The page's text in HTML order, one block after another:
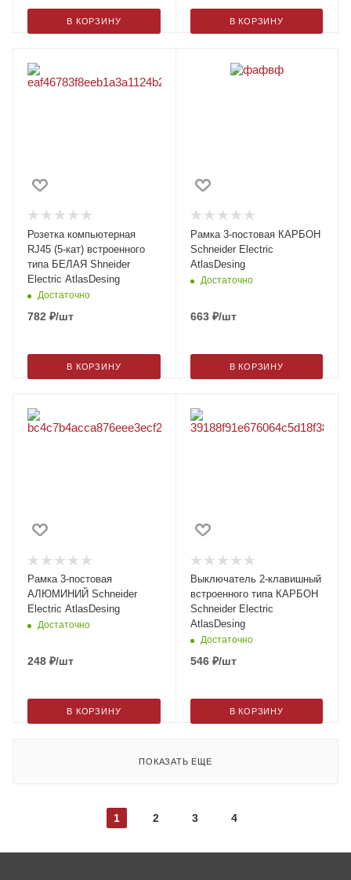
В КОРЗИНУ В КОРЗИНУ
Розетка компьютерная
RJ45 (5-кат) встроенного
типа БЕЛАЯ Shneider
Electric AtlasDesing
Достаточно
782 ₽/шт
В КОРЗИНУ
Рамка 3-постовая КАРБОН
Schneider Electric
AtlasDesing
Достаточно
663₽/шт
В КОРЗИНУ
Рамка 3-постовая
АЛЮМИНИЙ Schneider
Electric AtlasDesing
Достаточно
248 ₽/шт
В КОРЗИНУ
Выключатель 2-клавишный
встроенного типа КАРБОН
Schneider Electric
AtlasDesing
Достаточно
546₽/шт
В КОРЗИНУ
ПОКАЗАТЬ ЕЩЕ
1 2 3 4